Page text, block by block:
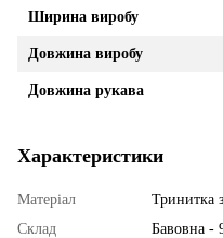
Ширина виробу
Довжина виробу
Довжина рукава
Характеристики
Матеріал
Тринитка
Склад
Бавовна -